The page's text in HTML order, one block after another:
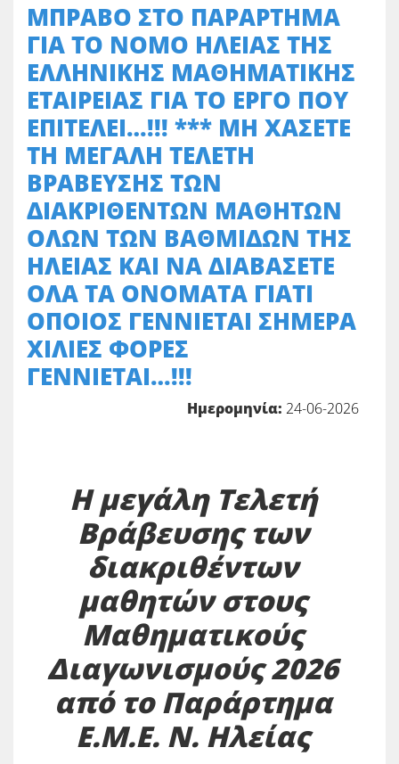
ΜΠΡΑΒΟ ΣΤΟ ΠΑΡΑΡΤΗΜΑ
ΓΙΑ ΤΟ ΝΟΜΟ ΗΛΕΙΑΣ ΤΗΣ
ΕΛΛΗΝΙΚΗΣ ΜΑΘΗΜΑΤΙΚΗΣ
ΕΤΑΙΡΕΙΑΣ ΓΙΑ ΤΟ ΕΡΓΟ ΠΟΥ
ΕΠΙΤΕΛΕΙ…!!! *** ΜΗ ΧΑΣΕΤΕ
ΤΗ ΜΕΓΑΛΗ ΤΕΛΕΤΗ
ΒΡΑΒΕΥΣΗΣ ΤΩΝ
ΔΙΑΚΡΙΘΕΝΤΩΝ ΜΑΘΗΤΩΝ
ΟΛΩΝ ΤΩΝ ΒΑΘΜΙΔΩΝ ΤΗΣ
ΗΛΕΙΑΣ ΚΑΙ ΝΑ ΔΙΑΒΑΣΕΤΕ
ΟΛΑ ΤΑ ΟΝΟΜΑΤΑ ΓΙΑΤΙ
ΟΠΟΙΟΣ ΓΕΝΝΙΕΤΑΙ ΣΗΜΕΡΑ
ΧΙΛΙΕΣ ΦΟΡΕΣ
ΓΕΝΝΙΕΤΑΙ…!!!
Ημερομηνία: 24-06-2026
Η μεγάλη Τελετή
Βράβευσης των
διακριθέντων
μαθητών στους
Μαθηματικούς
Διαγωνισμούς 2026
από το Παράρτημα
Ε.Μ.Ε. Ν. Ηλείας